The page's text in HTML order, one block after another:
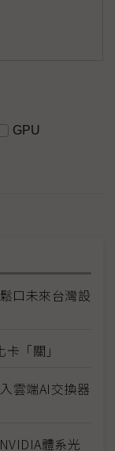
GPU
口未來台灣設
「關」
雲端AI交換器
體系光